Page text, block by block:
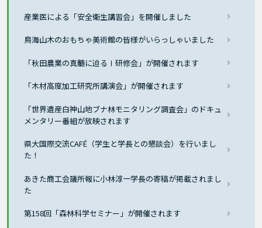
産業医による「安全衛生講習会」を開催しました
鳥海山木のおもちゃ美術館の皆様がいらっしゃいました
「秋田農業の真髄に迫るⅠ研修会」が開催されます
「木材高度加工研究所講演会」が開催されます
「世界遺産白神山地ブナ林モニタリング調査会」のドキュ
メンタリー番組が放映されます
県大国際交流CAFÉ（学生と学長との懇談会）を行いまし
た！
あきた商工会議所報に小林淳一学長の寄稿が掲載されまし
た
第158回「森林科学セミナー」が開催されます